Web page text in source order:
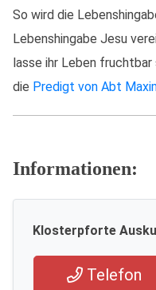
So wird die
Lebenshingabe Jesu
lasse ihr Leben
die Predigt von Abt
Informationen:
Klosterpforte
Telefon